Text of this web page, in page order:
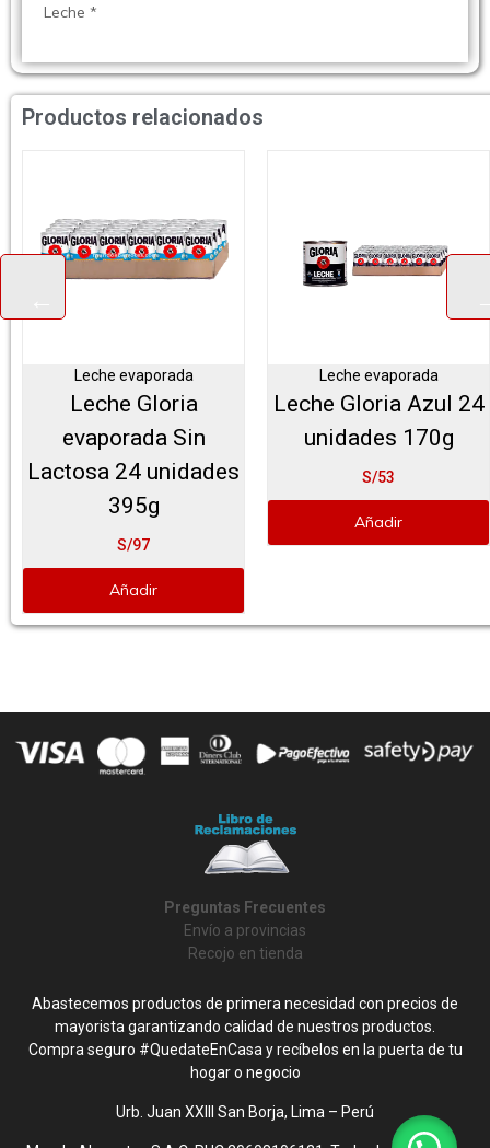
Leche *
Productos relacionados
Leche evaporada
Leche Gloria
evaporada Sin
Lactosa 24 unidades
395g
S/97
Añadir
Leche evaporada
Leche Gloria Azul 24
unidades 170g
S/53
Añadir
Preguntas Frecuentes
Envío a provincias
Recojo en tienda
Abastecemos productos de primera necesidad con precios de
mayorista garantizando calidad de nuestros productos.
Compra seguro #QuedateEnCasa y recíbelos en la puerta de tu
hogar o negocio
Urb. Juan XXIII San Borja, Lima – Perú